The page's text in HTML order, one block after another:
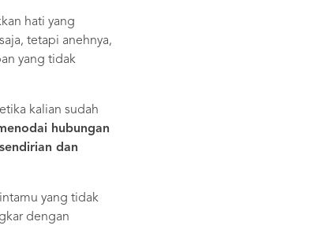
hati yang
tetapi anehnya,
yang tidak
kalian sudah
hubungan
dan
yang tidak
dengan